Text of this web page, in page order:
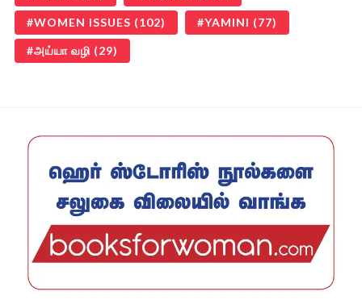
WOMEN ISSUES (102) YAMINI (77)
அய்யா வழி (29)